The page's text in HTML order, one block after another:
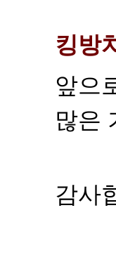
킹방
앞으
많은
감사